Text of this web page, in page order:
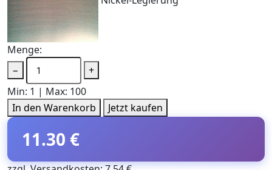
Menge:
−
+
Min: 1 | Max: 100
In den Warenkorb
Jetzt kaufen
11.30 €